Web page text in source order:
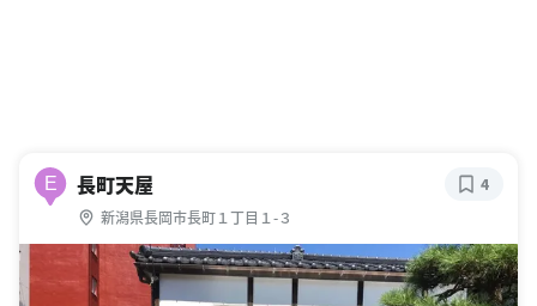
E 長町天屋
新潟県長岡市長町１丁目１-３
4